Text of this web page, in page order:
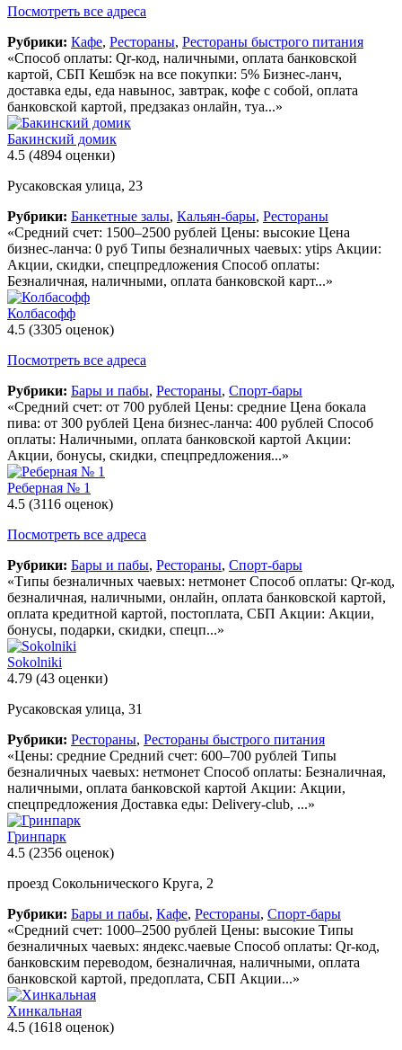
Посмотреть все адреса
Рубрики: Кафе, Рестораны, Рестораны быстрого питания
«Способ оплаты: Qr-код, наличными, оплата банковской
картой, СБП Кешбэк на все покупки: 5% Бизнес-ланч,
доставка еды, еда навынос, завтрак, кофе с собой, оплата
банковской картой, предзаказ онлайн, туа...»
Бакинский домик
4.5 (4894 оценки)
Русаковская улица, 23
Рубрики: Банкетные залы, Кальян-бары, Рестораны
«Средний счет: 1500–2500 рублей Цены: высокие Цена
бизнес-ланча: 0 руб Типы безналичных чаевых: ytips Акции:
Акции, скидки, спецпредложения Способ оплаты:
Безналичная, наличными, оплата банковской карт...»
Колбасофф
4.5 (3305 оценок)
Посмотреть все адреса
Рубрики: Бары и пабы, Рестораны, Спорт-бары
«Средний счет: от 700 рублей Цены: средние Цена бокала
пива: от 300 рублей Цена бизнес-ланча: 400 рублей Способ
оплаты: Наличными, оплата банковской картой Акции:
Акции, бонусы, скидки, спецпредложения...»
Реберная № 1
4.5 (3116 оценок)
Посмотреть все адреса
Рубрики: Бары и пабы, Рестораны, Спорт-бары
«Типы безналичных чаевых: нетмонет Способ оплаты: Qr-код,
безналичная, наличными, онлайн, оплата банковской картой,
оплата кредитной картой, постоплата, СБП Акции: Акции,
бонусы, подарки, скидки, спецп...»
Sokolniki
4.79 (43 оценки)
Русаковская улица, 31
Рубрики: Рестораны, Рестораны быстрого питания
«Цены: средние Средний счет: 600–700 рублей Типы
безналичных чаевых: нетмонет Способ оплаты: Безналичная,
наличными, оплата банковской картой Акции: Акции,
спецпредложения Доставка еды: Delivery-club, ...»
Гринпарк
4.5 (2356 оценок)
проезд Сокольнического Круга, 2
Рубрики: Бары и пабы, Кафе, Рестораны, Спорт-бары
«Средний счет: 1000–2500 рублей Цены: высокие Типы
безналичных чаевых: яндекс.чаевые Способ оплаты: Qr-код,
банковским переводом, безналичная, наличными, оплата
банковской картой, предоплата, СБП Акции...»
Хинкальная
4.5 (1618 оценок)